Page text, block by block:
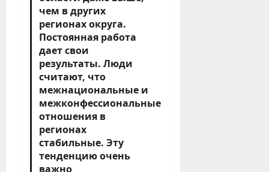
чем в других
регионах округа.
Постоянная работа
дает свои
результаты. Люди
считают, что
межнациональные и
межконфессиональные
отношения в
регионах
стабильные. Эту
тенденцию очень
важно